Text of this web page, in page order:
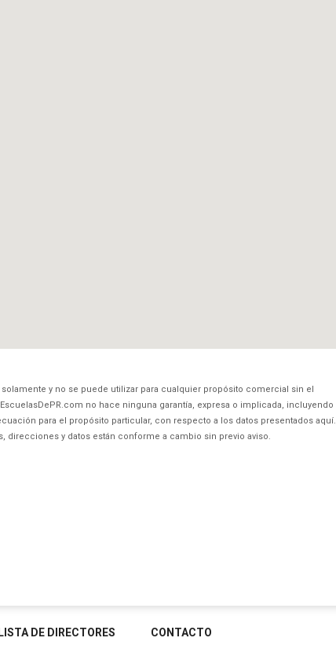
y no se puede utilizar para cualquier propósito comercial sin el
no hace ninguna garantía, expresa o implicada, incluyendo
para el propósito particular, con respecto a los datos presentados aquí.
direcciones y datos están conforme a cambio sin previo aviso.
LISTA DE DIRECTORES CONTACTO